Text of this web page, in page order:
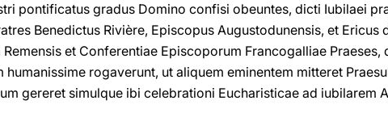
pontificatus gradus Domino confisi obeuntes, dicti Iubilaei
Benedictus Rivière, Episcopus Augustodunensis, et Ericus
et Conferentiae Episcoporum Francogalliae Praeses,
rogaverunt, ut aliquem eminentem mitteret
gereret simulque ibi celebrationi Eucharisticae ad iubilarem